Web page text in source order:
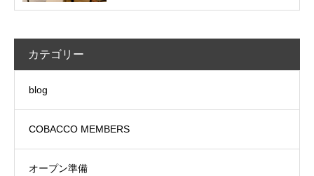
カテゴリー
blog
COBACCO MEMBERS
オープン準備